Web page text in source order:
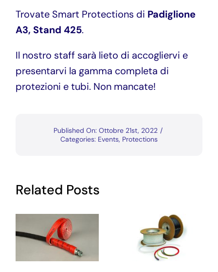
Trovate Smart Protections di Padiglione
A3, Stand 425.
Il nostro staff sarà lieto di accogliervi e
presentarvi la gamma completa di
protezioni e tubi. Non mancate!
Published On: Ottobre 21st, 2022 /
Categories: Events, Protections
Related Posts